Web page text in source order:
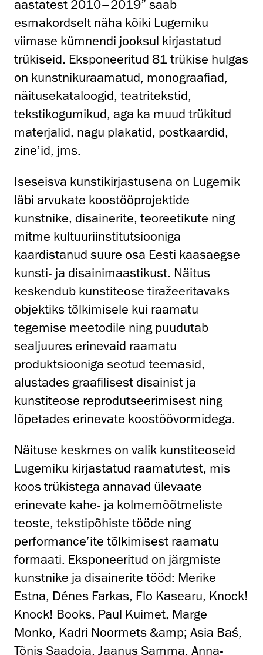
aastatest 2010–2019” saab
esmakordselt näha kõiki Lugemiku
viimase kümnendi jooksul kirjastatud
trükiseid. Eksponeeritud 81 trükise hulgas
on kunstnikuraamatud, monograafiad,
näitusekataloogid, teatritekstid,
tekstikogumikud, aga ka muud trükitud
materjalid, nagu plakatid, postkaardid,
zine’id, jms.
Iseseisva kunstikirjastusena on Lugemik
läbi arvukate koostööprojektide
kunstnike, disainerite, teoreetikute ning
mitme kultuuriinstitutsiooniga
kaardistanud suure osa Eesti kaasaegse
kunsti- ja disainimaastikust. Näitus
keskendub kunstiteose tiražeeritavaks
objektiks tõlkimisele kui raamatu
tegemise meetodile ning puudutab
sealjuures erinevaid raamatu
produktsiooniga seotud teemasid,
alustades graafilisest disainist ja
kunstiteose reprodutseerimisest ning
lõpetades erinevate koostöövormidega.
Näituse keskmes on valik kunstiteoseid
Lugemiku kirjastatud raamatutest, mis
koos trükistega annavad ülevaate
erinevate kahe- ja kolmemõõtmeliste
teoste, tekstipõhiste tööde ning
performance’ite tõlkimisest raamatu
formaati. Eksponeeritud on järgmiste
kunstnike ja disainerite tööd: Merike
Estna, Dénes Farkas, Flo Kasearu, Knock!
Knock! Books, Paul Kuimet, Marge
Monko, Kadri Noormets &amp; Asia Baś,
Tõnis Saadoja, Jaanus Samma, Anna-